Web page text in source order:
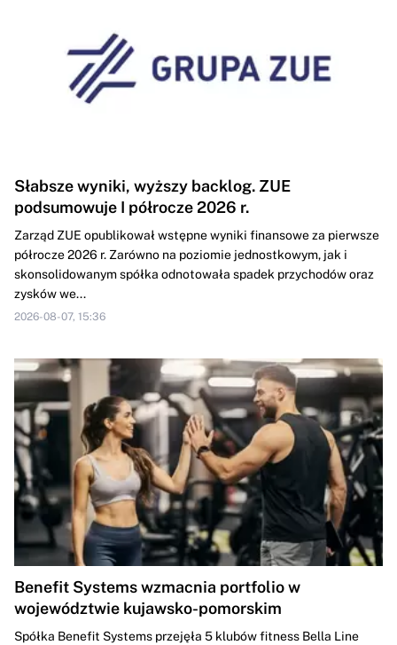
Słabsze wyniki, wyższy backlog. ZUE
podsumowuje I półrocze 2026 r.
Zarząd ZUE opublikował wstępne wyniki finansowe za pierwsze
półrocze 2026 r. Zarówno na poziomie jednostkowym, jak i
skonsolidowanym spółka odnotowała spadek przychodów oraz
zysków we...
2026-08-07, 15:36
Benefit Systems wzmacnia portfolio w
województwie kujawsko-pomorskim
Spółka Benefit Systems przejęła 5 klubów fitness Bella Line